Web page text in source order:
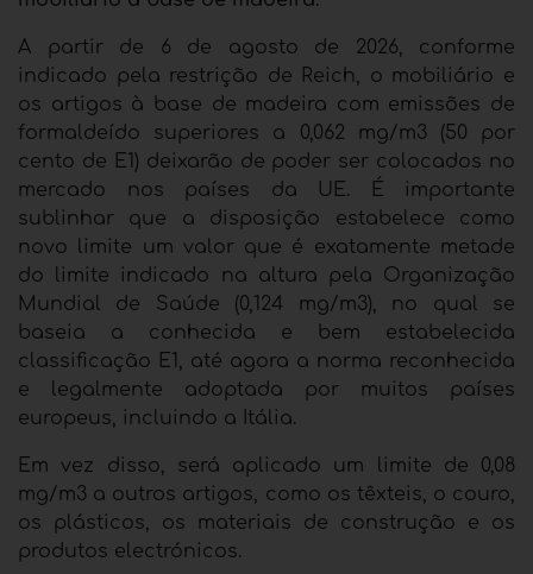
A partir de 6 de agosto de 2026, conforme
indicado pela restrição de Reich, o mobiliário e
os artigos à base de madeira com emissões de
formaldeído superiores a 0,062 mg/m3 (50 por
cento de E1) deixarão de poder ser colocados no
mercado nos países da UE. É importante
sublinhar que a disposição estabelece como
novo limite um valor que é exatamente metade
do limite indicado na altura pela Organização
Mundial de Saúde (0,124 mg/m3), no qual se
baseia a conhecida e bem estabelecida
classificação E1, até agora a norma reconhecida
e legalmente adoptada por muitos países
europeus, incluindo a Itália.
Em vez disso, será aplicado um limite de 0,08
mg/m3 a outros artigos, como os têxteis, o couro,
os plásticos, os materiais de construção e os
produtos electrónicos.